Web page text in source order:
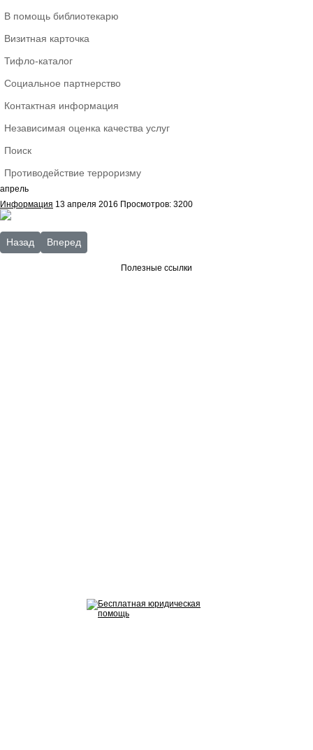
В помощь библиотекарю
Визитная карточка
Тифло-каталог
Социальное партнерство
Контактная информация
Независимая оценка качества услуг
Поиск
Противодействие терроризму
апрель
Информация 13 апреля 2016 Просмотров: 3200
Предыдущий: Год кино 2016 год
Назад Следующий: «...И дум высокое стремленье. Калужский
Вперед
Полезные ссылки